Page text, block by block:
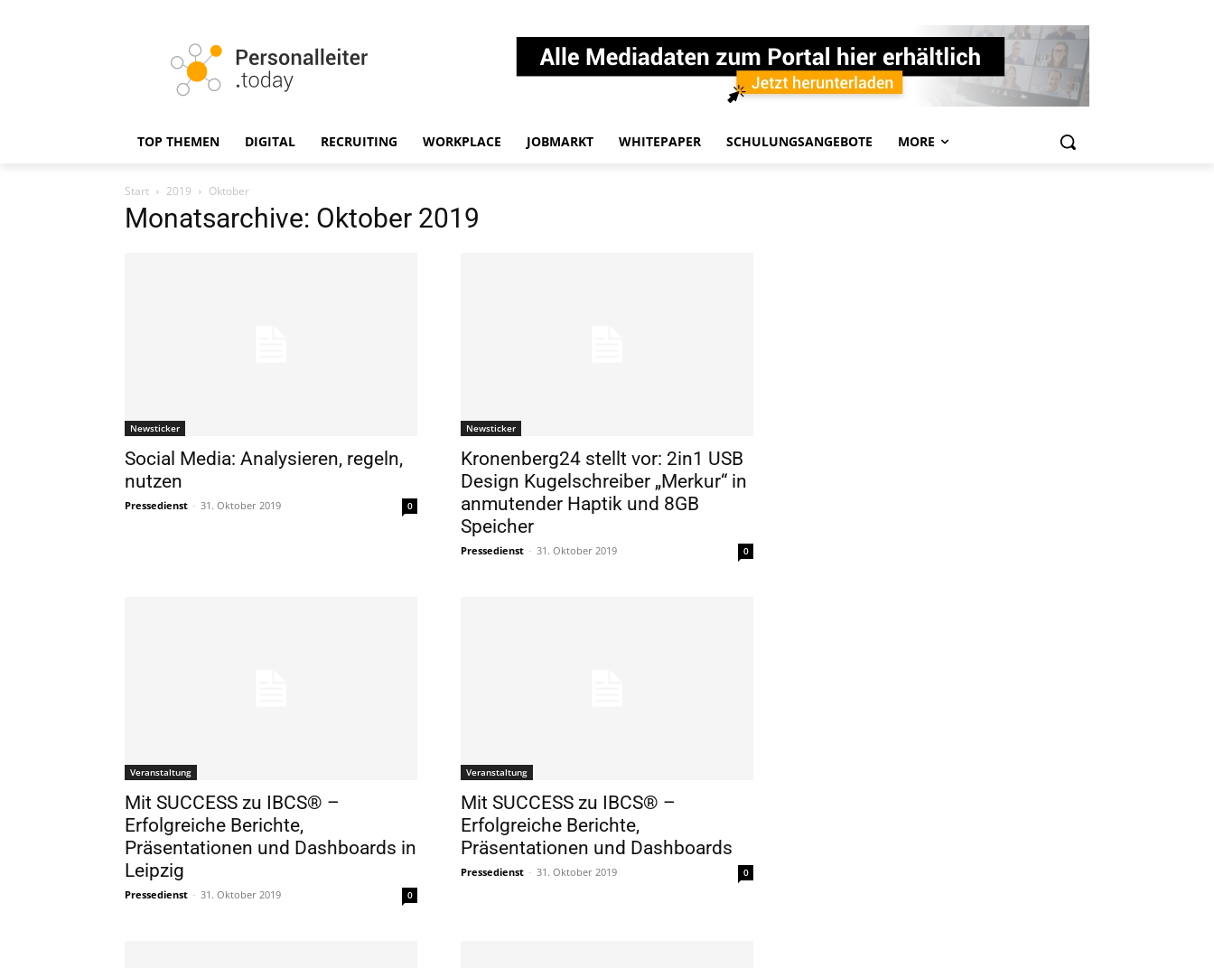
TOP THEMEN DIGITAL RECRUITING WORKPLACE JOBMARKT WHITEPAPER SCHULUNGSANGEBOTE MORE
Start 2019 Oktober
Monatsarchive: Oktober 2019
Newsticker
Social Media: Analysieren, regeln,
nutzen
Pressedienst - 31. Oktober 2019 0
Newsticker
Kronenberg24 stellt vor: 2in1 USB
Design Kugelschreiber „Merkur“ in
anmutender Haptik und 8GB
Speicher
Pressedienst - 31. Oktober 2019 0
Veranstaltung
Mit SUCCESS zu IBCS® –
Erfolgreiche Berichte,
Präsentationen und Dashboards in
Leipzig
Pressedienst - 31. Oktober 2019 0
Veranstaltung
Mit SUCCESS zu IBCS® –
Erfolgreiche Berichte,
Präsentationen und Dashboards
Pressedienst - 31. Oktober 2019 0